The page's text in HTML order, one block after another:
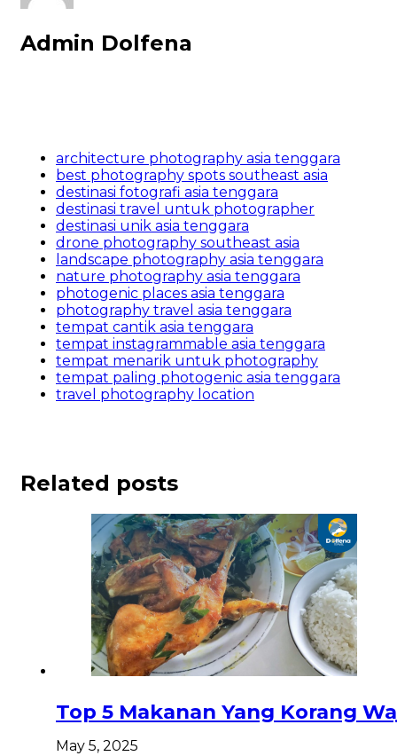
Admin Dolfena
architecture photography asia tenggara
best photography spots southeast asia
destinasi fotografi asia tenggara
destinasi travel untuk photographer
destinasi unik asia tenggara
drone photography southeast asia
landscape photography asia tenggara
nature photography asia tenggara
photogenic places asia tenggara
photography travel asia tenggara
tempat cantik asia tenggara
tempat instagrammable asia tenggara
tempat menarik untuk photography
tempat paling photogenic asia tenggara
travel photography location
Related posts
Top 5 Makanan Yang Korang
May 5, 2025